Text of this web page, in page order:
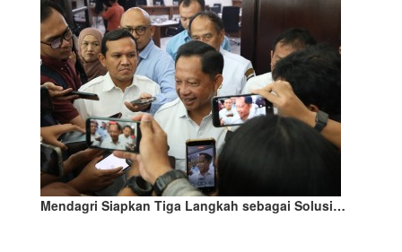
Mendagri Siapkan Tiga Langkah sebagai Solusi…